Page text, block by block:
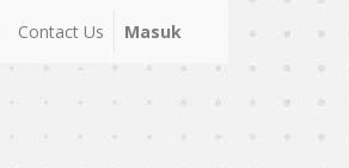
Contact Us Masuk